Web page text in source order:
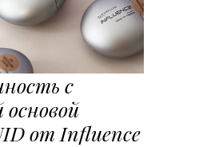
с
от Influence